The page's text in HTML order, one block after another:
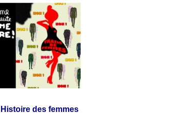
Histoire des femmes